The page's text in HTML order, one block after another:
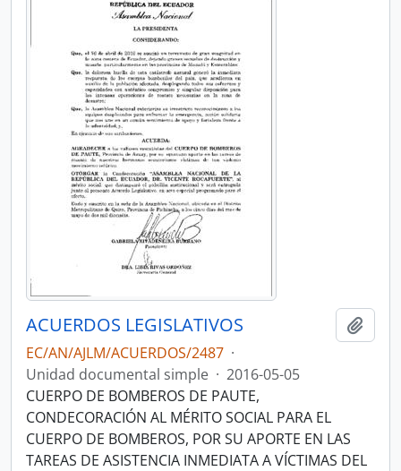
ACUERDOS LEGISLATIVOS
EC/AN/AJLM/ACUERDOS/2487 ·
Unidad documental simple · 2016-05-05
CUERPO DE BOMBEROS DE PAUTE,
CONDECORACIÓN AL MÉRITO SOCIAL PARA EL
CUERPO DE BOMBEROS, POR SU APORTE EN LAS
TAREAS DE ASISTENCIA INMEDIATA A VÍCTIMAS DEL